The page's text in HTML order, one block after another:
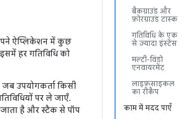
बैकग्राउंड और
फ़ोरग्राउंड टास्क
गतिविधि के एक
से ज़्यादा इंस्टेंस
मल्टी-विंडो
एनवायरमेंट
लाइफ़साइकल
का रीकैप
काम में मदद पाएँ
ऐप्लिकेशन में कुछ
हर गतिविधि को
उपयोगकर्ता किसी
पर ले जाएँ.
है और स्टैक से पॉप